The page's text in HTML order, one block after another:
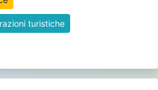
turistiche